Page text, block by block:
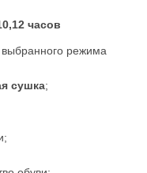
часов
выбранного режима
сушка;